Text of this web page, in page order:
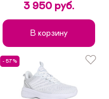
3 950 руб.
В корзину
- 57%